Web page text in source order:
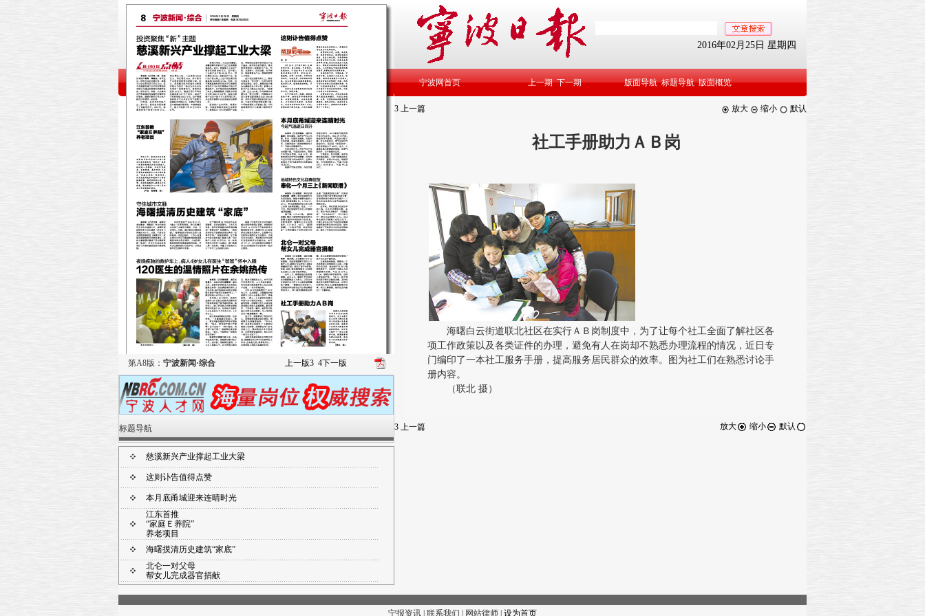
第A8版： 宁波新闻·综合 上一版3 4下一版
标题导航
慈溪新兴产业撑起工业大梁
这则讣告值得点赞
本月底甬城迎来连晴时光
江东首推
“家庭Ｅ养院”
养老项目
海曙摸清历史建筑“家底”
北仑一对父母
帮女儿完成器官捐献
2016年02月25日 星期四
宁波网首页 上一期 下一期 版面导航 标题导航 版面概览
3 上一篇 放大 缩小 默认
社工手册助力ＡＢ岗
海曙白云街道联北社区在实行ＡＢ岗制度中，为了让每个社工全面了解社区各
项工作政策以及各类证件的办理，避免有人在岗却不熟悉办理流程的情况，近日专
门编印了一本社工服务手册，提高服务居民群众的效率。图为社工们在熟悉讨论手
册内容。
（联北 摄）
3 上一篇 放大 缩小 默认
宁报资讯 | 联系我们 | 网站律师 | 设为首页